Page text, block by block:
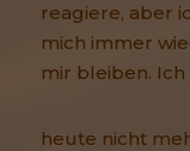
reagiere, aber
mich immer
mir bleiben. Ich
heute nicht